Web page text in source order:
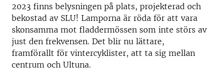
2023 finns belysningen på plats, projekterad och
bekostad av SLU! Lamporna är röda för att vara
skonsamma mot fladdermössen som inte störs av
just den frekvensen. Det blir nu lättare,
framförallt för vintercyklister, att ta sig mellan
centrum och Ultuna.